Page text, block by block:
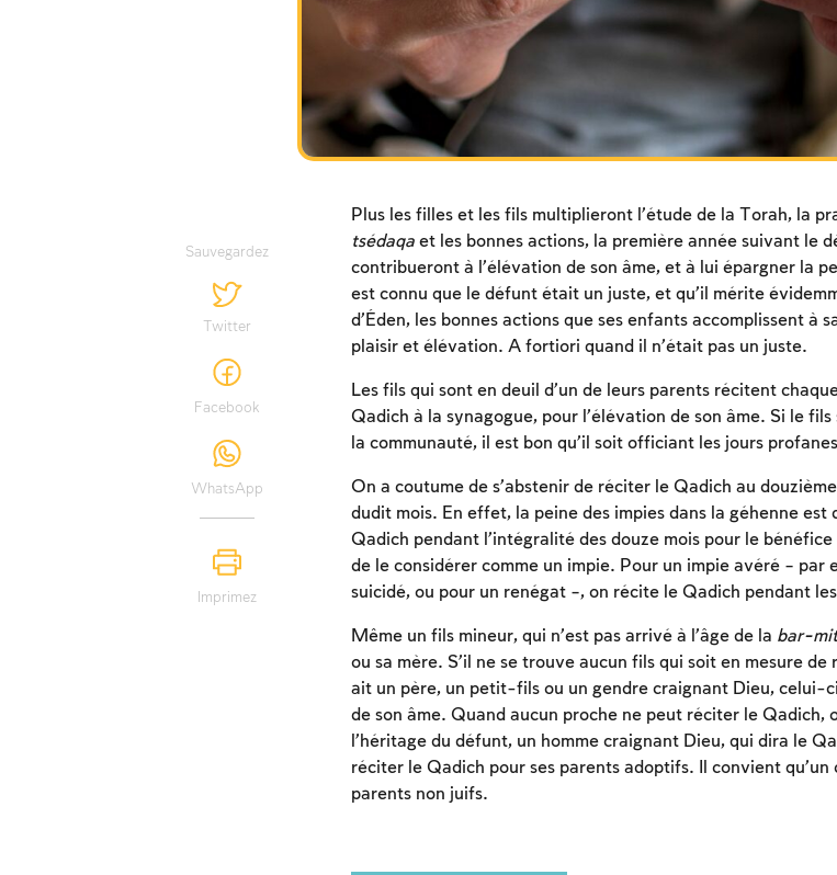
Sauvegardez
Twitter
Facebook
WhatsApp
Imprimez
Plus les filles et les fils multiplieront l’étude de la Torah, la
tsédaqaet les bonnes actions, la première année suivant le
contribueront à l’élévation de son âme, et à lui épargner la
est connu que le défunt était un juste, et qu’il mérite
d’Éden, les bonnes actions que ses enfants accomplissent à
plaisir et élévation. A fortiori quand il n’était pas un juste.
Les fils qui sont en deuil d’un de leurs parents récitent
Qadich à la synagogue, pour l’élévation de son âme. Si le
la communauté, il est bon qu’il soit officiant les jours
On a coutume de s’abstenir de réciter le Qadich au
dudit mois. En effet, la peine des impies dans la géhenne est
Qadich pendant l’intégralité des douze mois pour le
de le considérer comme un impie. Pour un impie avéré – par
suicidé, ou pour un renégat –, on récite le Qadich pendant
Même un fils mineur, qui n’est pas arrivé à l’âge de la bar-
ou sa mère. S’il ne se trouve aucun fils qui soit en mesure
ait un père, un petit-fils ou un gendre craignant Dieu, celui-
de son âme. Quand aucun proche ne peut réciter le Qadich,
l’héritage du défunt, un homme craignant Dieu, qui dira le
réciter le Qadich pour ses parents adoptifs. Il convient
parents non juifs.
Inscription requise
Afin d'enregistrer ce que vous avez
devez vous connectez ou vous
Inscription Connexion